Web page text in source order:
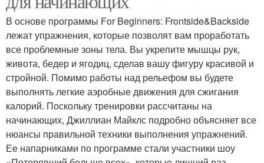
В основе программы For Beginners: Frontside&Backside
лежат упражнения, которые позволят вам проработать
все проблемные зоны тела. Вы укрепите мышцы рук,
живота, бедер и ягодиц, сделав вашу фигуру красивой и
стройной. Помимо работы над рельефом вы будете
выполнять легкие аэробные движения для сжигания
калорий. Поскольку тренировки рассчитаны на
начинающих, Джиллиан Майклс подробно объясняет все
нюансы правильной техники выполнения упражнений.
Ее напарниками по программе стали участники шоу